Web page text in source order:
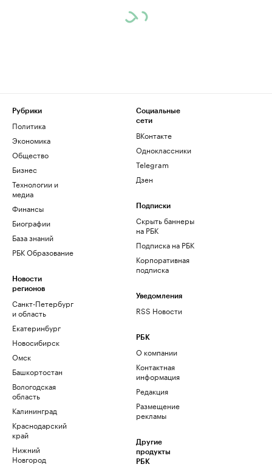
Рубрики
Политика
Экономика
Общество
Бизнес
Технологии и
медиа
Финансы
Биографии
База знаний
РБК Образование
Новости
регионов
Санкт-Петербург
и область
Екатеринбург
Новосибирск
Омск
Башкортостан
Вологодская
область
Калининград
Краснодарский
край
Нижний
Новгород
Социальные
сети
ВКонтакте
Одноклассники
Telegram
Дзен
Подписки
Скрыть баннеры
на РБК
Подписка на РБК
Корпоративная
подписка
Уведомления
RSS Новости
РБК
О компании
Контактная
информация
Редакция
Размещение
рекламы
Другие
продукты
РБК